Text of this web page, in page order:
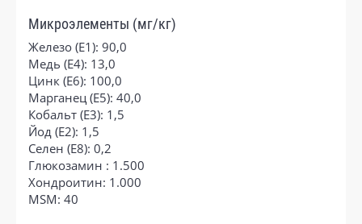
Микроэлементы (мг/кг)
Железо (E1): 90,0
Медь (Е4): 13,0
Цинк (E6): 100,0
Марганец (E5): 40,0
Кобальт (E3): 1,5
Йод (E2): 1,5
Селен (E8): 0,2
Глюкозамин : 1.500
Хондроитин: 1.000
MSM: 40